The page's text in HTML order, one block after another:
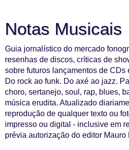
Notas Musicais
Guia jornalístico do mercado
resenhas de discos, críticas de
sobre futuros lançamentos de CDs
Do rock ao funk. Do axé ao jazz.
choro, sertanejo, soul, rap, blues,
música erudita. Atualizado
reprodução de qualquer texto ou
impresso ou digital - inclusive em
prévia autorização do editor Mauro